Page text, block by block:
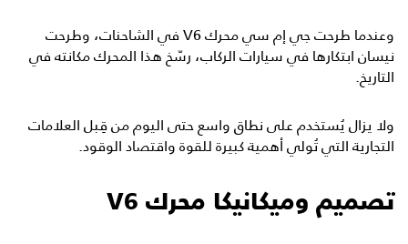
وعندما طرحت جي إم سي محرك V6 في الشاحنات، وطرحت
نيسان ابتكارها في سيارات الركاب، رسّخ هذا المحرك مكانته في
التاريخ.
ولا يزال يُستخدم على نطاق واسع حتى اليوم من قِبل العلامات
التجارية التي تُولي أهمية كبيرة للقوة واقتصاد الوقود.
تصميم وميكانيكا محرك V6